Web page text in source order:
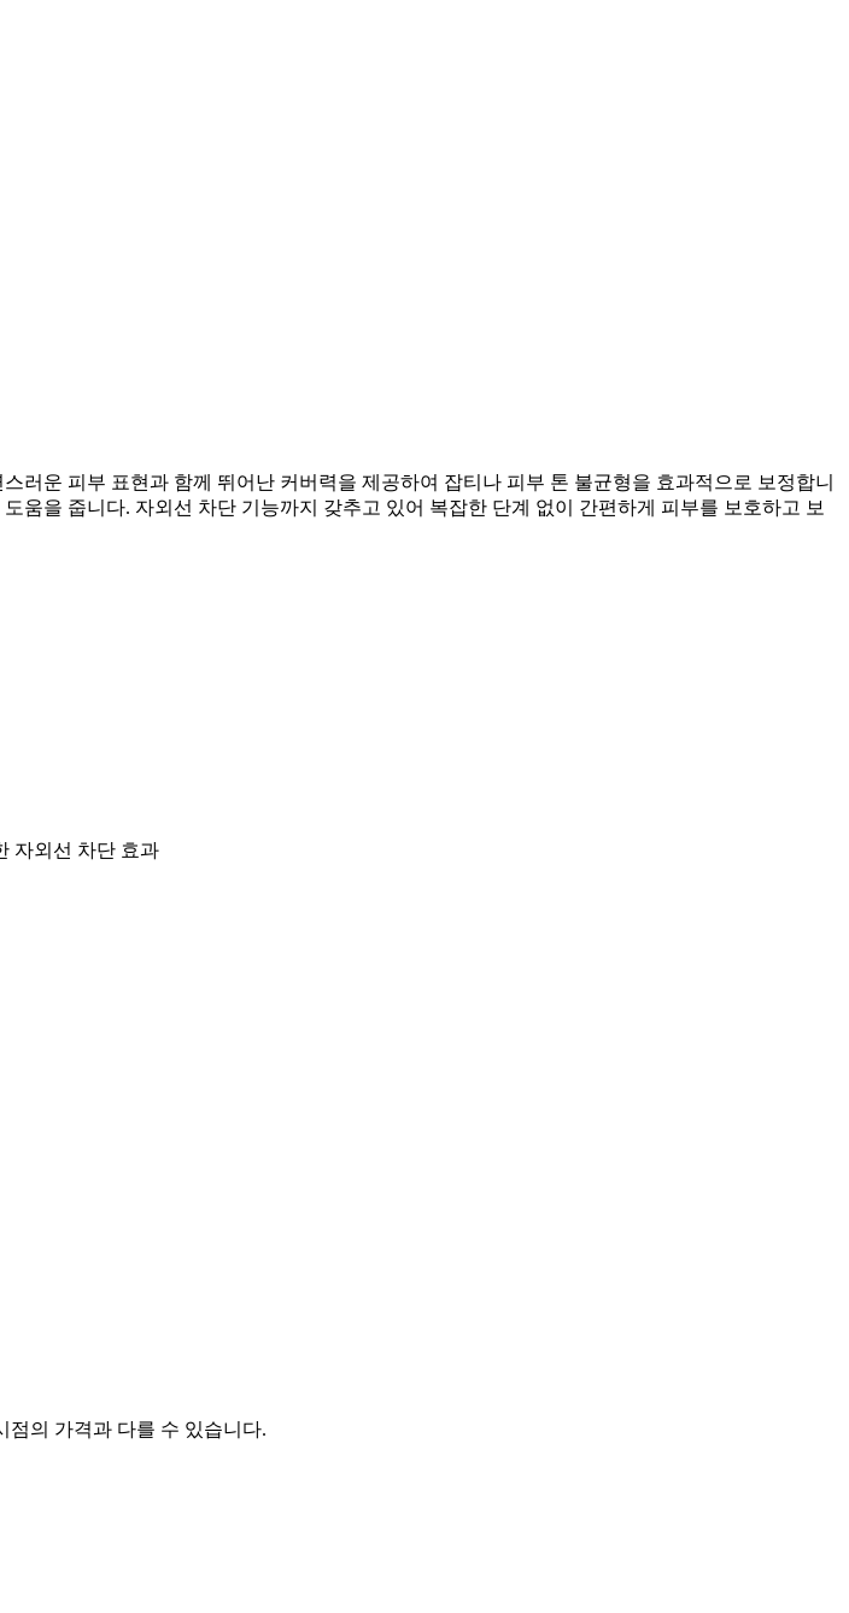
운 피부 표현과 함께 뛰어난 커버력을 제공하여 잡티나 피부 톤 불균형을 효과적으로 보정합니
움을 줍니다. 자외선 차단 기능까지 갖추고 있어 복잡한 단계 없이 간편하게 피부를 보호하고 보
자외선 차단 효과
의 가격과 다를 수 있습니다.